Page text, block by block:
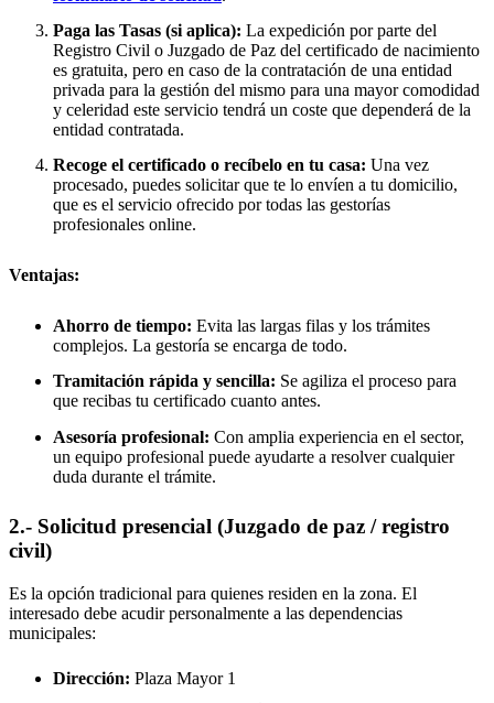
Paga las Tasas (si aplica): La expedición por parte del
Registro Civil o Juzgado de Paz del certificado de nacimiento
es gratuita, pero en caso de la contratación de una entidad
privada para la gestión del mismo para una mayor comodidad
y celeridad este servicio tendrá un coste que dependerá de la
entidad contratada.
Recoge el certificado o recíbelo en tu casa: Una vez
procesado, puedes solicitar que te lo envíen a tu domicilio,
que es el servicio ofrecido por todas las gestorías
profesionales online.
Ventajas:
Ahorro de tiempo: Evita las largas filas y los trámites
complejos. La gestoría se encarga de todo.
Tramitación rápida y sencilla: Se agiliza el proceso para
que recibas tu certificado cuanto antes.
Asesoría profesional: Con amplia experiencia en el sector,
un equipo profesional puede ayudarte a resolver cualquier
duda durante el trámite.
2.- Solicitud presencial (Juzgado de paz / registro
civil)
Es la opción tradicional para quienes residen en la zona. El
interesado debe acudir personalmente a las dependencias
municipales:
Dirección: Plaza Mayor 1